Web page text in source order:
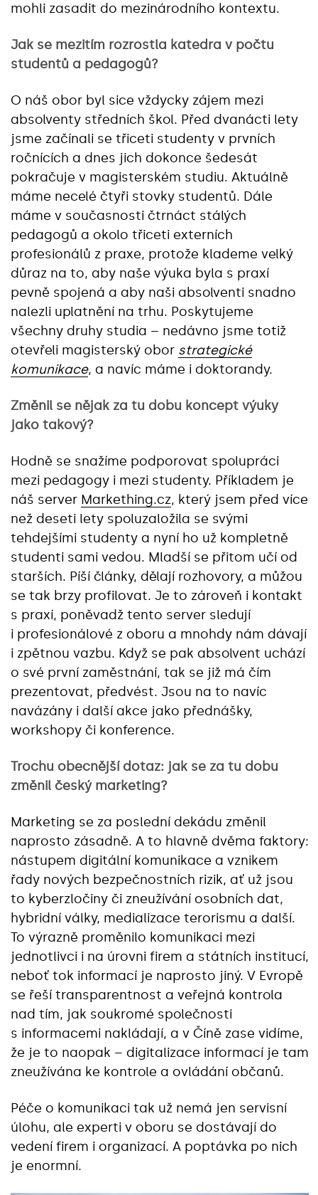
mohli zasadit do mezinárodního kontextu.
Jak se mezitím rozrostla katedra v počtu
studentů a pedagogů?
O náš obor byl sice vždycky zájem mezi
absolventy středních škol. Před dvanácti lety
jsme začínali se třiceti studenty v prvních
ročnících a dnes jich dokonce šedesát
pokračuje v magisterském studiu. Aktuálně
máme necelé čtyři stovky studentů. Dále
máme v současnosti čtrnáct stálých
pedagogů a okolo třiceti externích
profesionálů z praxe, protože klademe velký
důraz na to, aby naše výuka byla s praxí
pevně spojená a aby naši absolventi snadno
nalezli uplatnění na trhu. Poskytujeme
všechny druhy studia – nedávno jsme totiž
otevřeli magisterský obor strategické
komunikace, a navíc máme i doktorandy.
Změnil se nějak za tu dobu koncept výuky
jako takový?
Hodně se snažíme podporovat spolupráci
mezi pedagogy i mezi studenty. Příkladem je
náš server Markething.cz, který jsem před více
než deseti lety spoluzaložila se svými
tehdejšími studenty a nyní ho už kompletně
studenti sami vedou. Mladší se přitom učí od
starších. Píší články, dělají rozhovory, a můžou
se tak brzy profilovat. Je to zároveň i kontakt
s praxí, poněvadž tento server sledují
i profesionálové z oboru a mnohdy nám dávají
i zpětnou vazbu. Když se pak absolvent uchází
o své první zaměstnání, tak se již má čím
prezentovat, předvést. Jsou na to navíc
navázány i další akce jako přednášky,
workshopy či konference.
Trochu obecnější dotaz: jak se za tu dobu
změnil český marketing?
Marketing se za poslední dekádu změnil
naprosto zásadně. A to hlavně dvěma faktory:
nástupem digitální komunikace a vznikem
řady nových bezpečnostních rizik, ať už jsou
to kyberzločiny či zneužívání osobních dat,
hybridní války, medializace terorismu a další.
To výrazně proměnilo komunikaci mezi
jednotlivci i na úrovni firem a státních institucí,
neboť tok informací je naprosto jiný. V Evropě
se řeší transparentnost a veřejná kontrola
nad tím, jak soukromé společnosti
s informacemi nakládají, a v Číně zase vidíme,
že je to naopak – digitalizace informací je tam
zneužívána ke kontrole a ovládání občanů.
Péče o komunikaci tak už nemá jen servisní
úlohu, ale experti v oboru se dostávají do
vedení firem i organizací. A poptávka po nich
je enormní.